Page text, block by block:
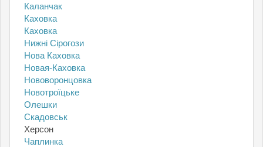
Каланчак
Каховка
Каховка
Нижні Сірогози
Нова Каховка
Новая-Каховка
Нововоронцовка
Новотроїцьке
Олешки
Скадовськ
Херсон
Чаплинка